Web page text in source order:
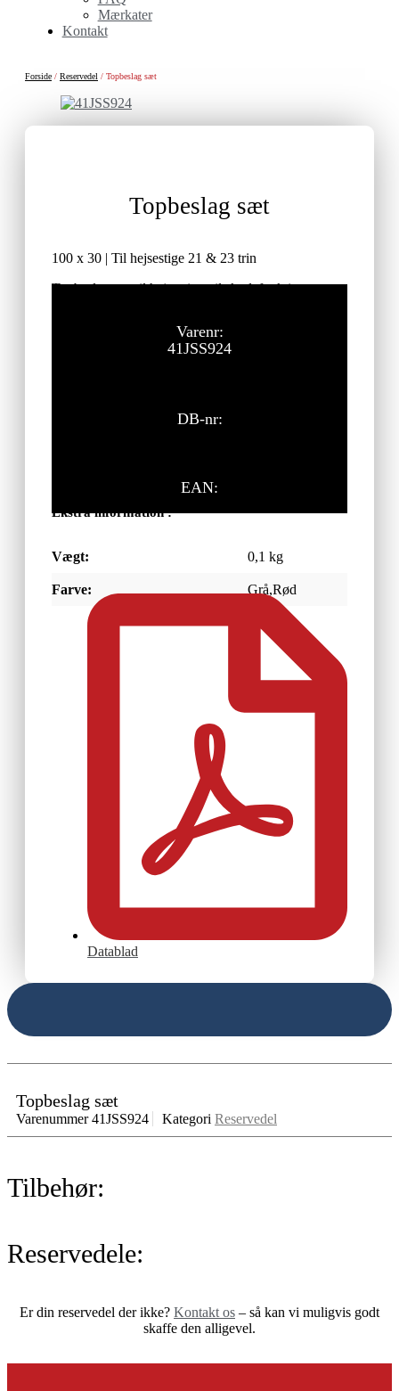
Mærkater
Kontakt
Forside / Reservedel / Topbeslag sæt
Topbeslag sæt
100 x 30 | Til hejsestige 21 & 23 trin
Topbeslag sæt til hejsestige, til skydefunktion
Varenr:
41JSS924
DB-nr:
EAN:
Ekstra information :
Vægt: 0,1 kg
Farve: Grå,Rød
Datablad
Topbeslag sæt
Varenummer41JSS924 Kategori Reservedel
Tilbehør:
Reservedele:
Er din reservedel der ikke? Kontakt os – så kan vi muligvis godt
skaffe den alligevel.